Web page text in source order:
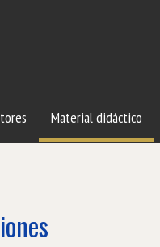
Material didáctico